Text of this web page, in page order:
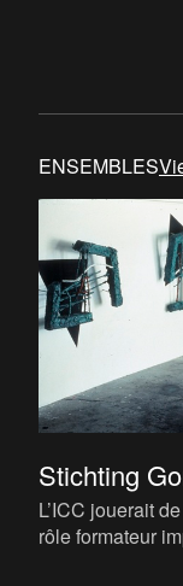
ENSEMBLES
Stichting
L’ICC jouerait
rôle formateur